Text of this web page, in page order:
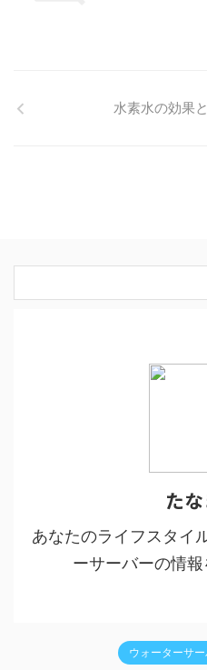
水素水の効果
た
あなたのライフスタイ
ーサーバーの情報
ウォーターサ